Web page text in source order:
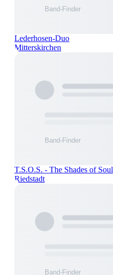
Lederhosen-Duo
Mitterskirchen
T.S.O.S. - The Shades of Soul
Riedstadt